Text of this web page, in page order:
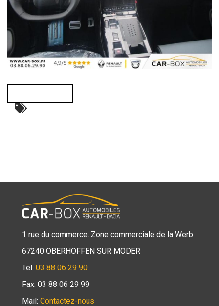
1 rue du commerce, Zone commerciale de la Werb
67240 OBERHOFFEN SUR MODER
Tél: 03 88 06 29 90
Fax: 03 88 06 29 99
Mail: Contactez-nous